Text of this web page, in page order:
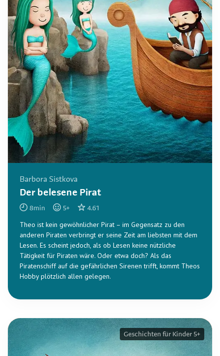
Barbora Sistkova
Der belesene Pirat
8min 5+ 4.61
Theo ist kein gewöhnlicher Pirat – im Gegensatz zu den
anderen Piraten verbringt er seine Zeit am liebsten mit dem
Lesen. Es scheint jedoch, als ob Lesen keine nützliche
Tätigkeit für Piraten wäre. Oder etwa doch? Als das
Piratenschiff auf die gefährlichen Sirenen trifft, kommt Theos
Hobby plötzlich allen gelegen.
Geschichten für Kinder 5+